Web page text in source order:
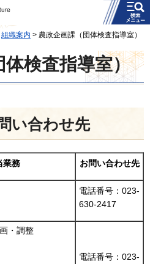
メニュー
組織案内 > 農政企画課（団体検査指導室）
体検査指導室）
い合わせ先
業務 お問い合わせ先
電話番号：023-
630-2417
・調整
電話番号：023-